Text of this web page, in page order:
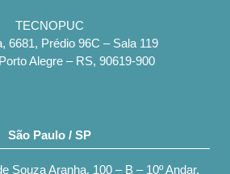
TECNOPUC
6681, Prédio 96C – Sala 119
Alegre – RS, 90619-900
São Paulo / SP
Souza Aranha, 100 – B – 10º Andar,